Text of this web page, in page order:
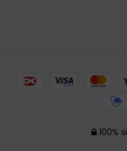
100%